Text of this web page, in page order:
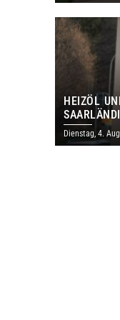
HEIZÖL
IM JULI
Dienstag, 4.